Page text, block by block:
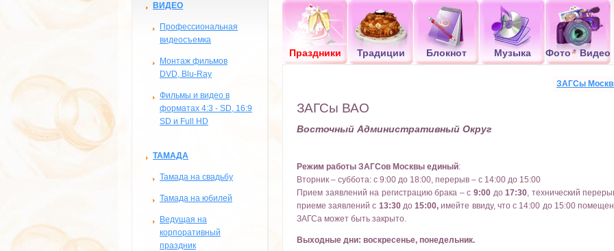
ВИДЕО
Профессиональная
видеосъемка
Монтаж фильмов
DVD, Blu-Ray
Фильмы и видео в
форматах 4:3 - SD, 16:9
SD и Full HD
ТАМАДА
Тамада на свадьбу
Тамада на юбилей
Ведущая на
корпоративный
праздник
Праздники Традиции Блокнот Музыка Фото Видео
ЗАГСы
ЗАГСы ВАО
Восточный Административный Округ
Режим работы ЗАГСов Москвы единый:
Вторник – суббота: с 9:00 до 18:00, перерыв – с 14:00 до 15:00
Прием заявлений на регистрацию брака – с9:00 до17:30, технический
приеме заявлений с 13:30до15:00, имейте ввиду, что с 14:00 до 15:00
ЗАГСа может быть закрыто.
Выходные дни: воскресенье, понедельник.